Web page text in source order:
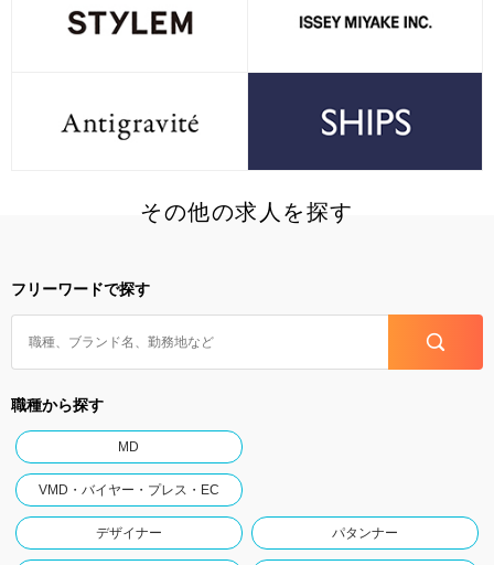
その他の求人を探す
フリーワードで探す
職種から探す
MD
VMD・バイヤー・プレス・EC
デザイナー パタンナー